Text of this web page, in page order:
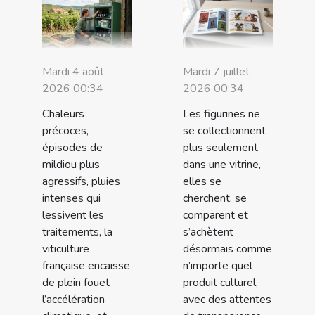
Mardi 4 août
2026 00:34
Chaleurs
précoces,
épisodes de
mildiou plus
agressifs, pluies
intenses qui
lessivent les
traitements, la
viticulture
française encaisse
de plein fouet
l’accélération
Mardi 7 juillet
2026 00:34
Les figurines ne
se collectionnent
plus seulement
dans une vitrine,
elles se
cherchent, se
comparent et
s’achètent
désormais comme
n’importe quel
produit culturel,
avec des attentes